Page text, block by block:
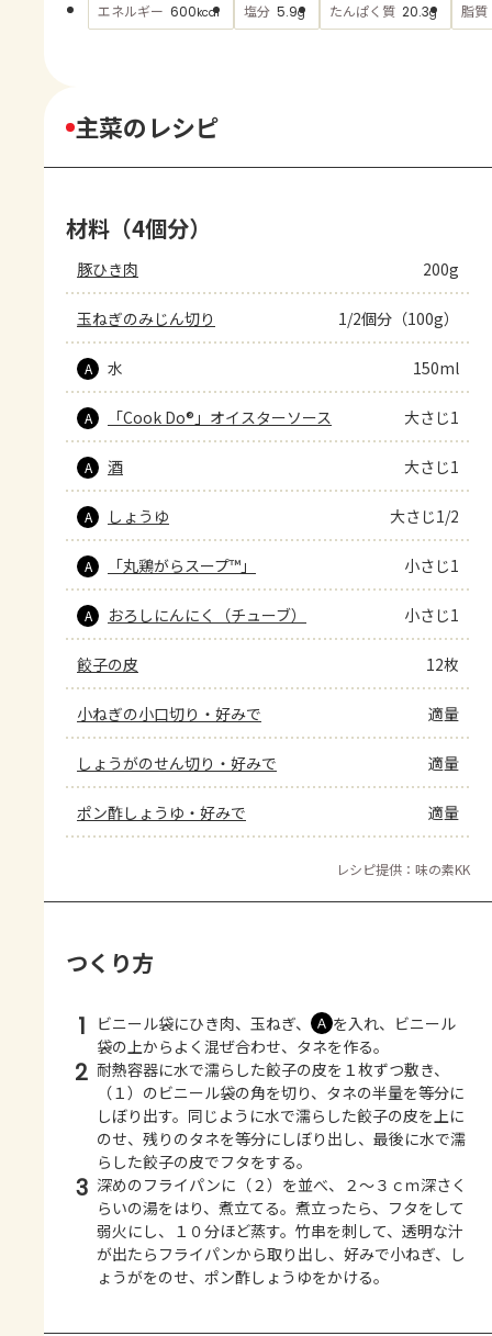
エネルギー 600kcal 塩分 5.9g たんぱく質 20.3g 脂質
主菜のレシピ
材料（4個分）
豚ひき肉 200g
玉ねぎのみじん切り 1/2個分（100g）
A 水 150ml
A 「Cook Do®」オイスターソース 大さじ1
A 酒 大さじ1
A しょうゆ 大さじ1/2
A 「丸鶏がらスープ™」 小さじ1
A おろしにんにく（チューブ） 小さじ1
餃子の皮 12枚
小ねぎの小口切り・好みで 適量
しょうがのせん切り・好みで 適量
ポン酢しょうゆ・好みで 適量
レシピ提供：味の素KK
つくり方
1 ビニール袋にひき肉、玉ねぎ、 Ａ を入れ、ビニール
袋の上からよく混ぜ合わせ、タネを作る。
2 耐熱容器に水で濡らした餃子の皮を１枚ずつ敷き、
（１）のビニール袋の角を切り、タネの半量を等分に
しぼり出す。同じように水で濡らした餃子の皮を上に
のせ、残りのタネを等分にしぼり出し、最後に水で濡
らした餃子の皮でフタをする。
3 深めのフライパンに（２）を並べ、２～３ｃｍ深さく
らいの湯をはり、煮立てる。煮立ったら、フタをして
弱火にし、１０分ほど蒸す。竹串を刺して、透明な汁
が出たらフライパンから取り出し、好みで小ねぎ、し
ょうがをのせ、ポン酢しょうゆをかける。